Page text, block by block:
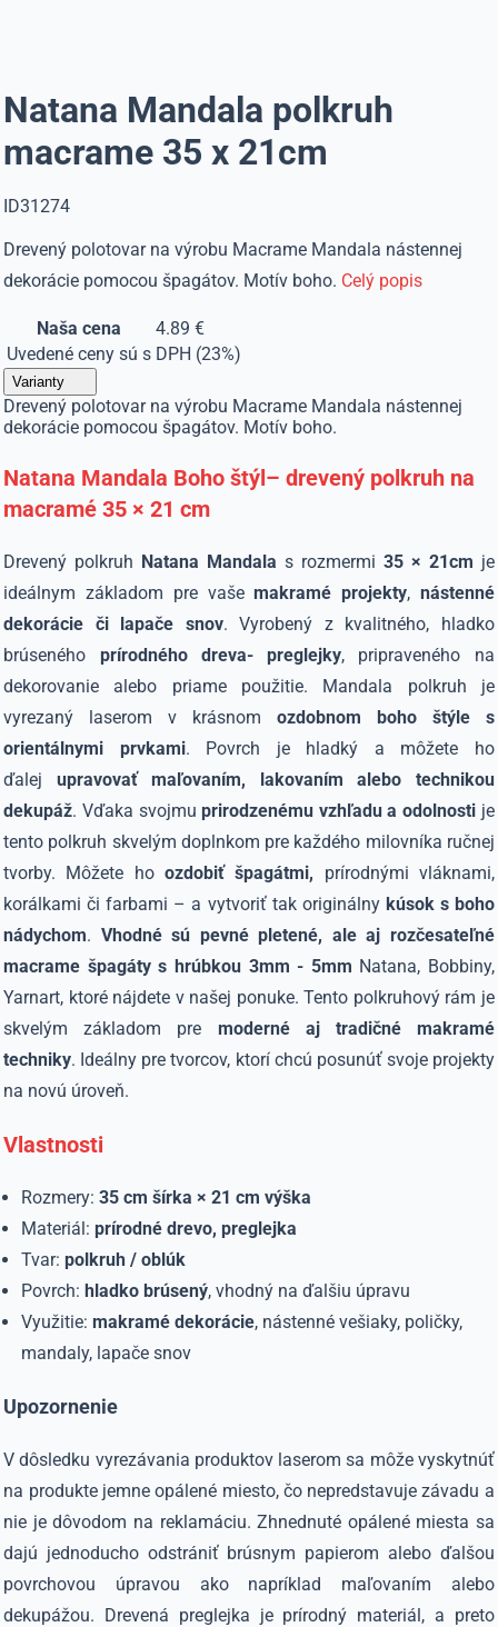
Natana Mandala polkruh
macrame 35 x 21cm
ID31274
Drevený polotovar na výrobu Macrame Mandala nástennej
dekorácie pomocou špagátov. Motív boho. Celý popis
Naša cena
4.89 €
Uvedené ceny sú s DPH (23%)
Varianty
Drevený polotovar na výrobu Macrame Mandala nástennej
dekorácie pomocou špagátov. Motív boho.
Natana Mandala Boho štýl– drevený polkruh na
macramé 35 × 21 cm
Drevený polkruh Natana Mandala s rozmermi 35 × 21cm je
ideálnym základom pre vašemakramé projekty, nástenné
dekorácie či lapače snov. Vyrobený z kvalitného, hladko
brúseného prírodného dreva- preglejky, pripraveného na
dekorovanie alebo priame použitie. Mandala polkruh je
vyrezaný laserom v krásnom ozdobnom boho štýle s
orientálnymi prvkami. Povrch je hladký a môžete ho
ďalej upravovať maľovaním, lakovaním alebo technikou
dekupáž. Vďaka svojmuprirodzenému vzhľadu a odolnosti je
tento polkruh skvelým doplnkom pre každého milovníka ručnej
tvorby. Môžete ho ozdobiť špagátmi, prírodnými vláknami,
korálkami či farbami – a vytvoriť tak originálny kúsok s boho
nádychom. Vhodné sú pevné pletené, ale aj rozčesateľné
macrame špagáty s hrúbkou 3mm - 5mm Natana, Bobbiny,
Yarnart, ktoré nájdete v našej ponuke. Tento polkruhový rám je
skvelým základom pre moderné aj tradičné makramé
techniky. Ideálny pre tvorcov, ktorí chcú posunúť svoje projekty
na novú úroveň.
Vlastnosti
Rozmery:35 cm šírka × 21 cm výška
Materiál:prírodné drevo, preglejka
Tvar:polkruh / oblúk
Povrch:hladko brúsený, vhodný na ďalšiu úpravu
Využitie:makramé dekorácie, nástenné vešiaky, poličky,
mandaly, lapače snov
Upozornenie
V dôsledku vyrezávania produktov laserom sa môže vyskytnúť
na produkte jemne opálené miesto, čo nepredstavuje závadu a
nie je dôvodom na reklamáciu. Zhnednuté opálené miesta sa
dajú jednoducho odstrániť brúsnym papierom alebo ďalšou
povrchovou úpravou ako napríklad maľovaním alebo
dekupážou. Drevená preglejka je prírodný materiál, a preto